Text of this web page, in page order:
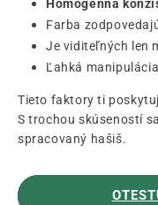
Homogénna
Farba
Je viditeľných len
Ľahká
Tieto faktory ti
S trochou skúseností
spracovaný hašiš.